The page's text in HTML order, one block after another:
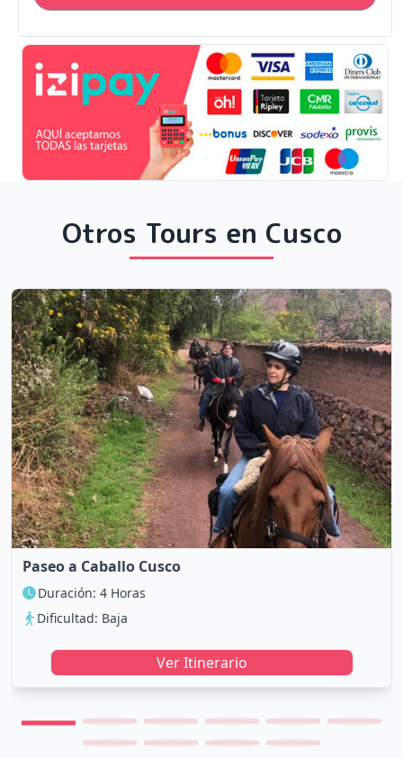
Otros Tours en Cusco
Paseo a Caballo Cusco
Duración: 4 Horas
Dificultad: Baja
Ver Itinerario